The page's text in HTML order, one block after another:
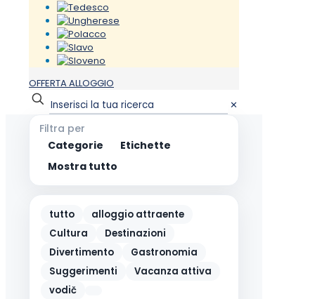
OFFERTA ALLOGGIO
✕
Filtra per
Categorie
Etichette
Mostra tutto
tutto
alloggio attraente
Cultura
Destinazioni
Divertimento
Gastronomia
Suggerimenti
Vacanza attiva
vodič